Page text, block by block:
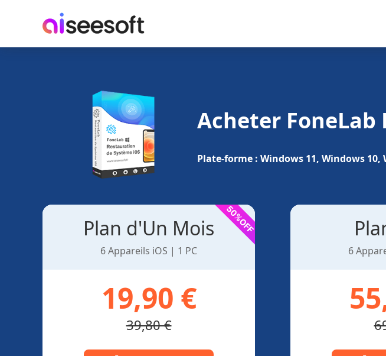
Acheter FoneLab
Plate-forme : Windows 11, Windows 10,
Plan d'Un Mois
6 Appareils iOS | 1 PC
19,90 €
39,80 €
6